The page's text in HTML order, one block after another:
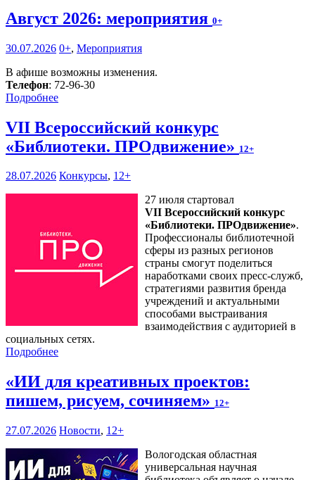
Август 2026: мероприятия 0+
30.07.2026 0+, Мероприятия
В афише возможны изменения.
Телефон: 72-96-30
Подробнее
VII Всероссийский конкурс
«Библиотеки. ПРОдвижение» 12+
28.07.2026 Конкурсы, 12+
27 июля стартовал
VII Всероссийский конкурс
«Библиотеки. ПРОдвижение».
Профессионалы библиотечной
сферы из разных регионов
страны смогут поделиться
наработками своих пресс-служб,
стратегиями развития бренда
учреждений и актуальными
способами выстраивания
взаимодействия с аудиторией в
социальных сетях.
Подробнее
«ИИ для креативных проектов:
пишем, рисуем, сочиняем» 12+
27.07.2026 Новости, 12+
Вологодская областная
универсальная научная